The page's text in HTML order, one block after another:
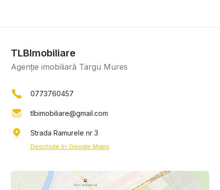
TLBImobiliare
Agenție imobiliară Targu Mures
0773760457
tlbimobiliare@gmail.com
Strada Ramurele nr 3
Deschide în Google Maps